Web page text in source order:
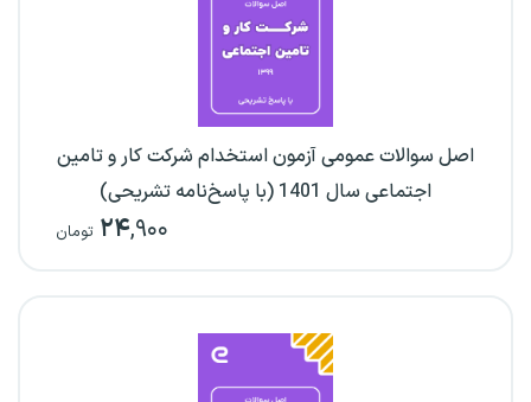
اصل سوالات عمومی آزمون استخدام شرکت کار و تامین
اجتماعی سال 1401 (با پاسخ‌نامه تشریحی)
۲۴,۹۰۰ تومان